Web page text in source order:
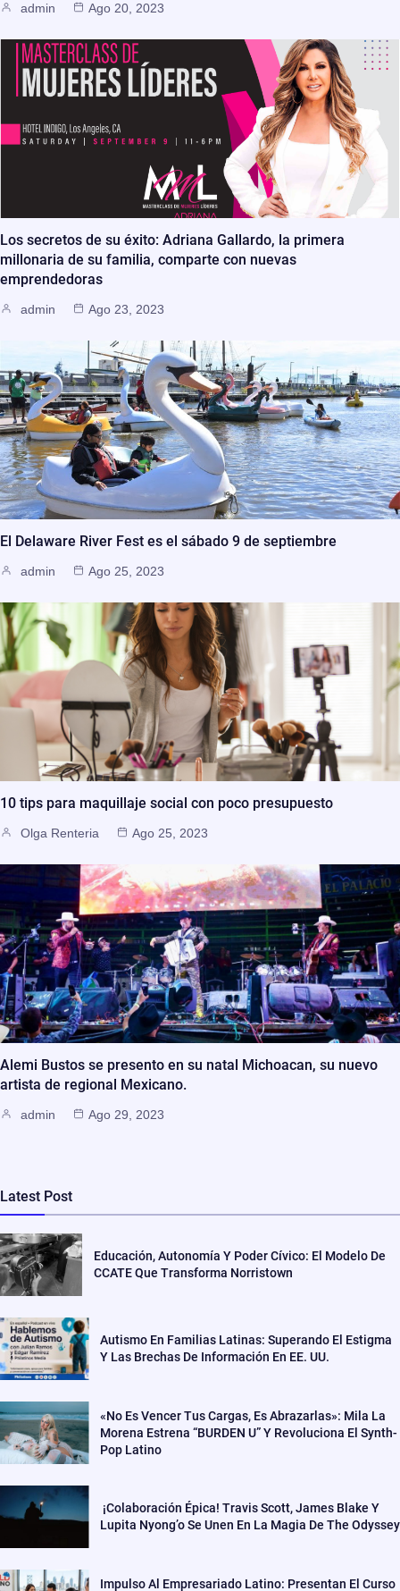
admin Ago 20, 2023
Los secretos de su éxito: Adriana Gallardo, la primera
millonaria de su familia, comparte con nuevas
emprendedoras
admin Ago 23, 2023
El Delaware River Fest es el sábado 9 de septiembre
admin Ago 25, 2023
10 tips para maquillaje social con poco presupuesto
Olga Renteria Ago 25, 2023
Alemi Bustos se presento en su natal Michoacan, su nuevo
artista de regional Mexicano.
admin Ago 29, 2023
Latest Post
Educación, Autonomía Y Poder Cívico: El Modelo De
CCATE Que Transforma Norristown
Autismo En Familias Latinas: Superando El Estigma
Y Las Brechas De Información En EE. UU.
«No Es Vencer Tus Cargas, Es Abrazarlas»: Mila La
Morena Estrena “BURDEN U” Y Revoluciona El Synth-
Pop Latino
¡Colaboración Épica! Travis Scott, James Blake Y
Lupita Nyong’o Se Unen En La Magia De The Odyssey
Impulso Al Empresariado Latino: Presentan El Curso